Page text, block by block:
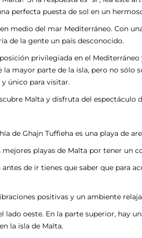
perfecta puesta de sol en un
medio del mar Mediterráneo. Con
de la gente un país desconocido.
privilegiada en el
la mayor parte de la isla, pero no sólo
único para visitar.
Malta y disfruta del espectáculo
de Ghajn Tuffieha es una playa de
mejores playas de Malta por tener un
de ir tienes que saber que para
positivas y un ambiente
lado oeste. En la parte superior, hay
la isla de Malta.